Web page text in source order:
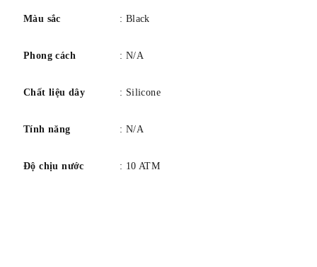
Màu sắc : Black
Phong cách : N/A
Chất liệu dây : Silicone
Tính năng : N/A
Độ chịu nước : 10 ATM